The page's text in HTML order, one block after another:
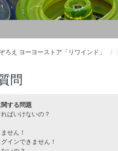
ろえ ヨーヨーストア「リワインド」
問
する問題
ばいけないの？
せん！
インできません！